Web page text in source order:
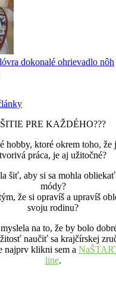
ŠITIE PRE KAŽDÉHO???
hobby, ktoré okrem toho, že
tvorivá práca, je aj užitočné?
šiť, aby si sa mohla
módy?
že si opravíš a upravíš
svoju rodinu?
myslela na to, že by bolo
naučiť sa krajčírskej
najprv klikni sem a
line.